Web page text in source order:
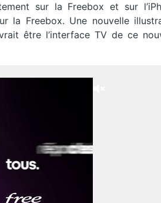
sur la Freebox et sur
la Freebox. Une nouvelle
être l’interface TV de ce